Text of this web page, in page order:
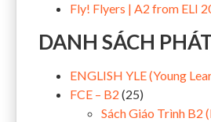
Fly! Flyers | A2 from ELI
DANH SÁCH
ENGLISH YLE (Young
FCE – B2 (25)
Sách Giáo Trình B2